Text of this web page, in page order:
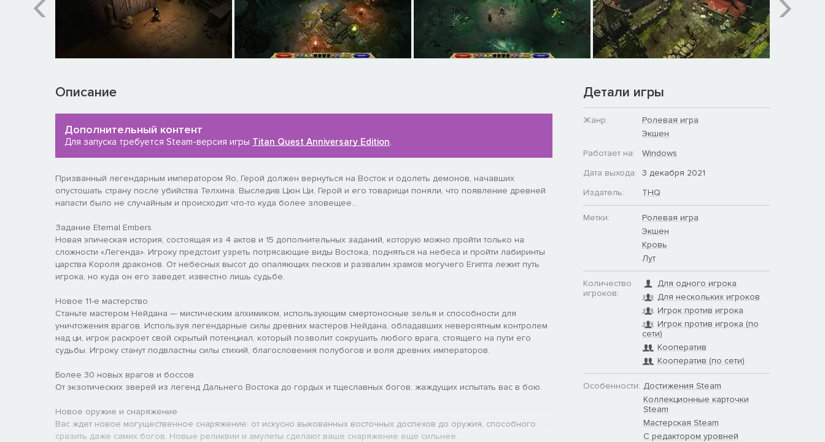
Описание
Дополнительный контент
Для запуска требуется Steam-версия игры Titan Quest Anniversary Edition.
Призванный легендарным императором Яо, Герой должен вернуться на Восток и одолеть демонов, начавших
опустошать страну после убийства Телхина. Выследив Цюн Ци, Герой и его товарищи поняли, что появление древней
напасти было не случайным и происходит что-то куда более зловещее...
Задание Eternal Embers
Новая эпическая история, состоящая из 4 актов и 15 дополнительных заданий, которую можно пройти только на
сложности «Легенда». Игроку предстоит узреть потрясающие виды Востока, подняться на небеса и пройти лабиринты
царства Короля драконов. От небесных высот до опаляющих песков и развалин храмов могучего Египта лежит путь
игрока, но куда он его заведет, известно лишь судьбе.
Новое 11-е мастерство
Станьте мастером Нейдана — мистическим алхимиком, использующим смертоносные зелья и способности для
уничтожения врагов. Используя легендарные силы древних мастеров Нейдана, обладавших невероятным контролем
над ци, игрок раскроет свой скрытый потенциал, который позволит сокрушить любого врага, стоящего на пути его
судьбы. Игроку станут подвластны силы стихий, благословения полубогов и воля древних императоров.
Более 30 новых врагов и боссов
От экзотических зверей из легенд Дальнего Востока до гордых и тщеславных богов, жаждущих испытать вас в бою.
Новое оружие и снаряжение
Вас ждет новое могущественное снаряжение: от искусно выкованных восточных доспехов до оружия, способного
сразить даже самих богов. Новые реликвии и амулеты сделают ваше снаряжение еще сильнее
Детали игры
Жанр:
Ролевая игра
Экшен
Работает на:
Windows
Дата выхода: 3 декабря 2021
Издатель:
THQ
Метки:
Ролевая игра
Экшен
Кровь
Лут
Количество
игроков:
Для одного игрока
Для нескольких игроков
Игрок против игрока
Игрок против игрока (по
сети)
Кооператив
Кооператив (по сети)
Особенности: Достижения Steam
Коллекционные карточки
Steam
Мастерская Steam
С редактором уровней